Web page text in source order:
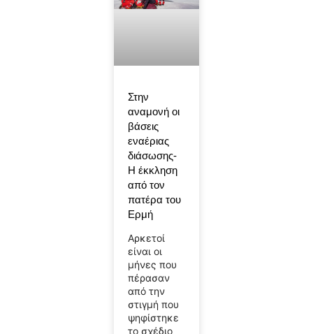
Στην
αναμονή οι
βάσεις
εναέριας
διάσωσης-
Η έκκληση
από τον
πατέρα του
Ερμή
Αρκετοί
είναι οι
μήνες που
πέρασαν
από την
στιγμή που
ψηφίστηκε
το σχέδιο